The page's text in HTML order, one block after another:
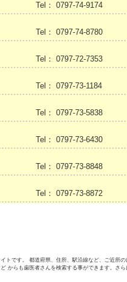
Tel： 0797-74-9174
Tel： 0797-74-8780
Tel： 0797-72-7353
Tel： 0797-73-1184
Tel： 0797-73-5838
Tel： 0797-73-6430
Tel： 0797-73-8848
Tel： 0797-73-8872
トです。 都道府県、住所、駅沿線など、ご近所
からも歯医者さんを検索する事ができます。さ